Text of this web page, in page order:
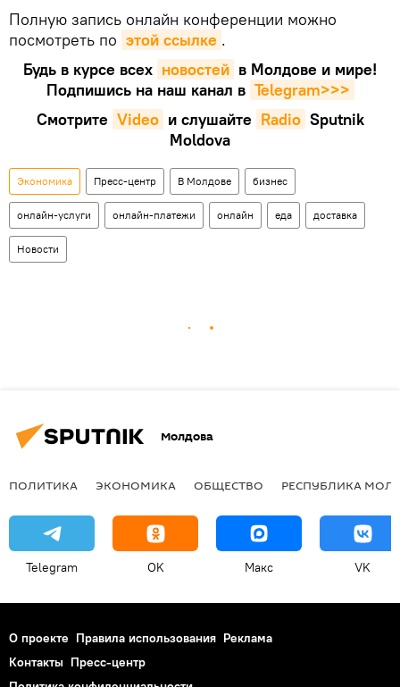
Полную запись онлайн конференции можно
посмотреть по этой ссылке .
Будь в курсе всех новостей в Молдове и мире!
Подпишись на наш канал в Telegram>>>
Смотрите Video и слушайте Radio Sputnik
Moldova
Экономика Пресс-центр В Молдове бизнес
онлайн-услуги онлайн-платежи онлайн еда доставка
Новости
Молдова
ПОЛИТИКА ЭКОНОМИКА ОБЩЕСТВО РЕСПУБЛИКА
Telegram OK Макс VK
О проекте Правила использования Реклама
Контакты Пресс-центр